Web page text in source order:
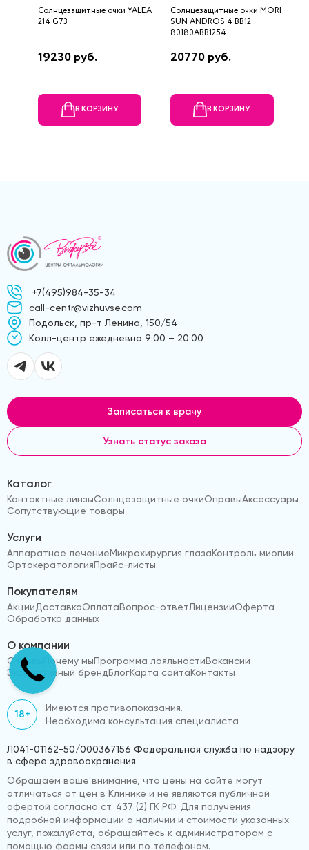
Солнцезащитные очки YALEA
214 G73
19230 руб.
В КОРЗИНУ
Солнцезащитные очки MOREL
SUN ANDROS 4 BB12
80180ABB1254
20770 руб.
В КОРЗИНУ
+7(495)984-35-34
call-centr@vizhuvse.com
Подольск, пр-т Ленина, 150/54
Kолл-центр ежедневно 9:00 – 20:00
Записаться к врачу
Узнать статус заказа
Каталог
Контактные линзыСолнцезащитные очкиОправыАксессуары
Сопутствующие товары
Услуги
Аппаратное лечениеМикрохирургия глазаКонтроль миопии
ОртокератологияПрайс-листы
Покупателям
АкцииДоставкаОплатаВопрос-ответЛицензииОферта
Обработка данных
О компании
Отзывы Почему мыПрограмма лояльностиВакансии
Эксклюзивный брендБлогКарта сайтаКонтакты
18+
Имеются противопоказания.
Необходима консультация специалиста
Л041-01162-50/000367156 Федеральная служба по надзору
в сфере здравоохранения
Обращаем ваше внимание, что цены на сайте могут
отличаться от цен в Клинике и не являются публичной
офертой согласно ст. 437 (2) ГК РФ. Для получения
подробной информации о наличии и стоимости указанных
услуг, пожалуйста, обращайтесь к администраторам с
помощью формы связи или по телефонам.